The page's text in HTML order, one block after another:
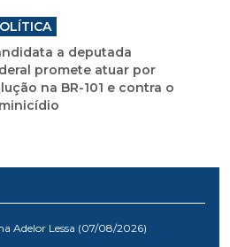
a deputada
promete atuar por
na BR-101 e contra o
Adelor Lessa (07/08/2026)